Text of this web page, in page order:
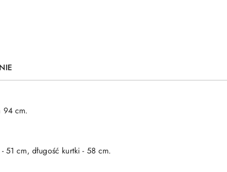
94 cm.
51 cm, długość kurtki - 58 cm.